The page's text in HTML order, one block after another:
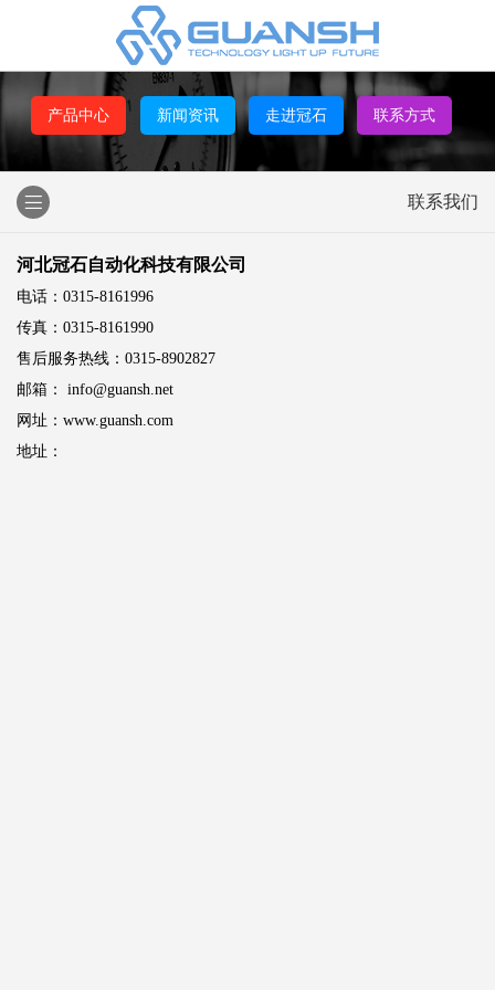
产品中心 新闻资讯 走进冠石 联系方式
联系我们
河北冠石自动化科技有限公司
电话：0315-8161996
传真：0315-8161990
售后服务热线：0315-8902827
邮箱： info@guansh.net
网址：www.guansh.com
地址：